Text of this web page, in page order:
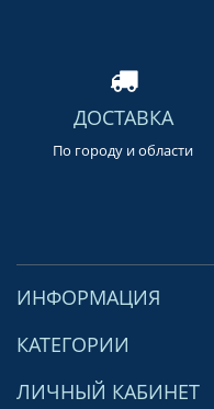
ДОСТАВКА
По городу и области
ИНФОРМАЦИЯ
КАТЕГОРИИ
ЛИЧНЫЙ КАБИНЕТ